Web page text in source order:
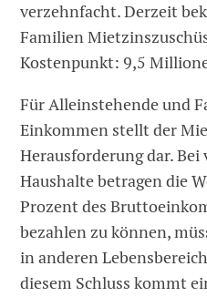
verzehnfacht. Derzeit
Familien
Kostenpunkt: 9,5
Für Alleinstehende und
Einkommen stellt der
Herausforderung dar.
Haushalte betragen die
Prozent des
bezahlen zu können,
in anderen
diesem Schluss kommt